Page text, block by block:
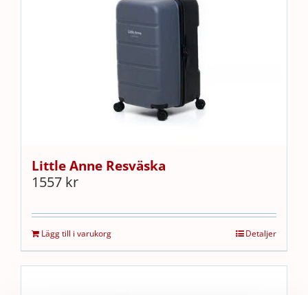
Little Anne Resväska
1557 kr
Lägg till i varukorg Detaljer